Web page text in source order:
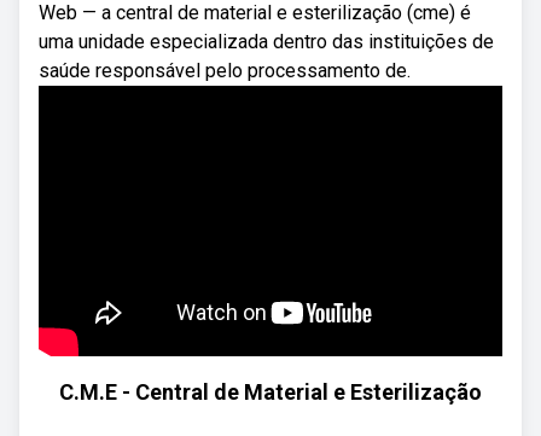
Web — a central de material e esterilização (cme) é
uma unidade especializada dentro das instituições de
saúde responsável pelo processamento de.
C.M.E - Central de Material e Esterilização